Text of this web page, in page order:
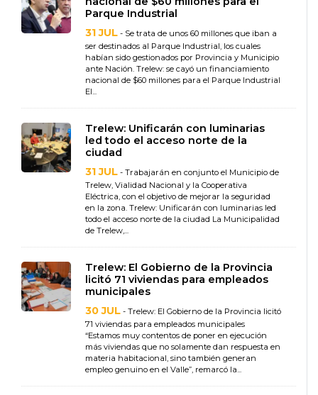
Parque Industrial
31 JUL - Se trata de unos 60 millones que iban a
ser destinados al Parque Industrial, los cuales
habían sido gestionados por Provincia y Municipio
ante Nación. Trelew: se cayó un financiamiento
nacional de $60 millones para el Parque Industrial
El...
Trelew: Unificarán con luminarias
led todo el acceso norte de la
ciudad
31 JUL - Trabajarán en conjunto el Municipio de
Trelew, Vialidad Nacional y la Cooperativa
Eléctrica, con el objetivo de mejorar la seguridad
en la zona. Trelew: Unificarán con luminarias led
todo el acceso norte de la ciudad La Municipalidad
de Trelew,...
Trelew: El Gobierno de la Provincia
licitó 71 viviendas para empleados
municipales
30 JUL - Trelew: El Gobierno de la Provincia licitó
71 viviendas para empleados municipales
“Estamos muy contentos de poner en ejecución
más viviendas que no solamente dan respuesta en
materia habitacional, sino también generan
empleo genuino en el Valle”, remarcó la...